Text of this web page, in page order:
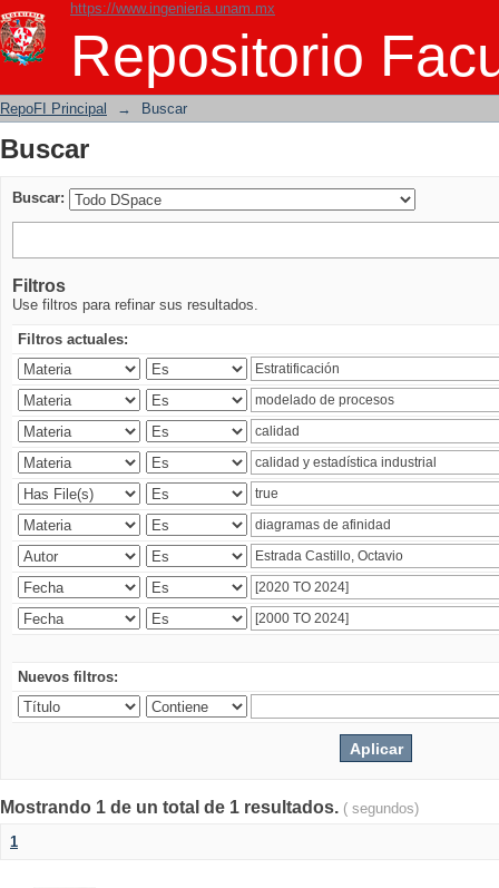
https://www.ingenieria.unam.mx
Repositorio
Buscar
RepoFI Principal → Buscar
Buscar
Buscar:
Filtros
Use filtros para refinar sus resultados.
Filtros actuales:
Nuevos filtros:
Mostrando 1 de un total de 1 resultados. ( segundos)
1